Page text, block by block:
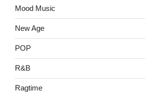
Mood Music
New Age
POP
R&B
Ragtime